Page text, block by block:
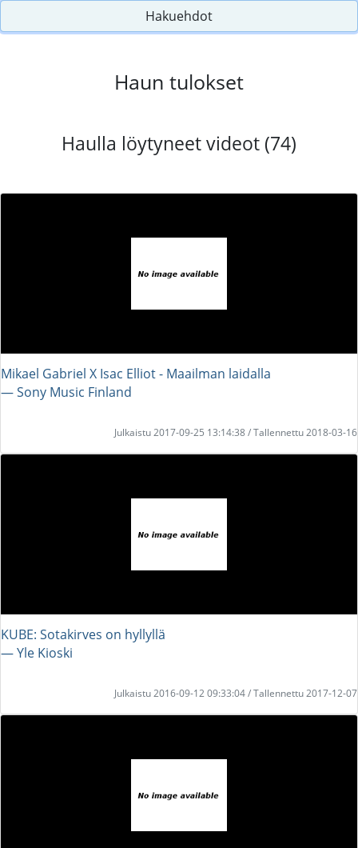
Hakuehdot
Haun tulokset
Haulla löytyneet videot (74)
Mikael Gabriel X Isac Elliot - Maailman laidalla
― Sony Music Finland
Julkaistu 2017-09-25 13:14:38 / Tallennettu 2018-03-16
KUBE: Sotakirves on hyllyllä
― Yle Kioski
Julkaistu 2016-09-12 09:33:04 / Tallennettu 2017-12-07